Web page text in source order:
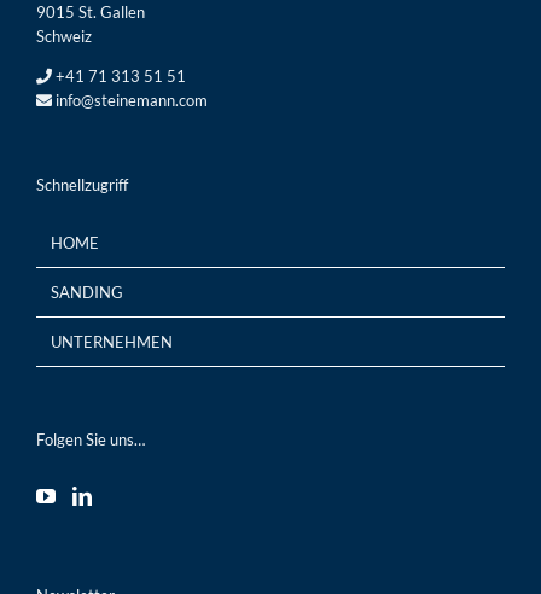
9015 St. Gallen
Schweiz
+41 71 313 51 51
info@steinemann.com
Schnellzugriff
HOME
SANDING
UNTERNEHMEN
Folgen Sie uns…